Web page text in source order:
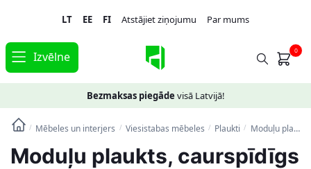
navigation
content
LT EE FI Atstājiet ziņojumu Par mums
Izvēlne 0
Bezmaksas piegāde visā Latvijā!
/ Mēbeles un interjers / Viesistabas mēbeles / Plaukti / Moduļu plaukts, caurspīdīgs
Moduļu plaukts, caurspīdīgs